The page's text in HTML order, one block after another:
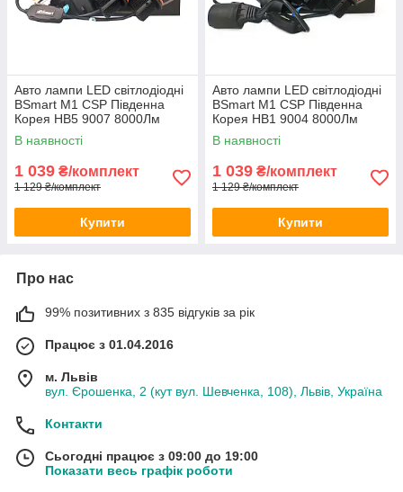
Авто лампи LED світлодіодні
BSmart M1 CSP Південна
Корея HB5 9007 8000Лм
40Вт 12-24В
В наявності
1 039 ₴/комплект
1 129 ₴/комплект
Купити
Авто лампи LED світлодіодні
BSmart M1 CSP Південна
Корея HB1 9004 8000Лм
40Вт 12-24В
В наявності
1 039 ₴/комплект
1 129 ₴/комплект
Купити
Про нас
99% позитивних з 835 відгуків за рік
Працює з 01.04.2016
м. Львів
вул. Єрошенка, 2 (кут вул. Шевченка, 108), Львів, Україна
Контакти
Сьогодні працює з 09:00 до 19:00
Показати весь графік роботи